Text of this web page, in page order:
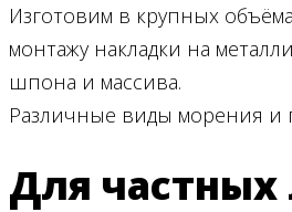
Изготовим в крупных
монтажу накладки на
шпона и массива.
Различные виды морения и
Для частных